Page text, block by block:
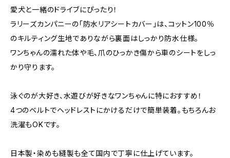
愛犬と一緒のドライブにぴったり！
ラリーズカンパニーの「防水リアシートカバー」は、コットン100％
のキルティング生地でありながら裏面はしっかり防水仕様。
ワンちゃんの濡れた体や毛、爪のひっかき傷から車のシートをしっ
かり守ります。
泳ぐのが大好き、水遊びが好きなワンちゃんに特におすすめ！
4つのベルトでヘッドレストにかけるだけで簡単装着。もちろんお
洗濯もOKです。
日本製・染めも縫製も全て国内で丁寧に仕上げています。